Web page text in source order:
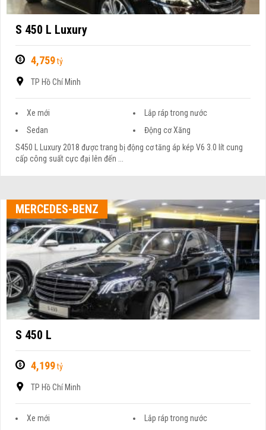
S 450 L Luxury
4,759tỷ
TP Hồ Chí Minh
Xe mới
Lắp ráp trong nước
Sedan
Động cơ Xăng
S450 L Luxury 2018 được trang bị động cơ tăng áp kép V6 3.0 lít cung
cấp công suất cực đại lên đến ...
MERCEDES-BENZ
S 450 L
4,199tỷ
TP Hồ Chí Minh
Xe mới
Lắp ráp trong nước